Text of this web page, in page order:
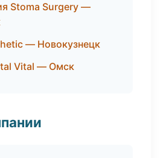
Stoma Surgery —
— Новокузнецк
Vital — Омск